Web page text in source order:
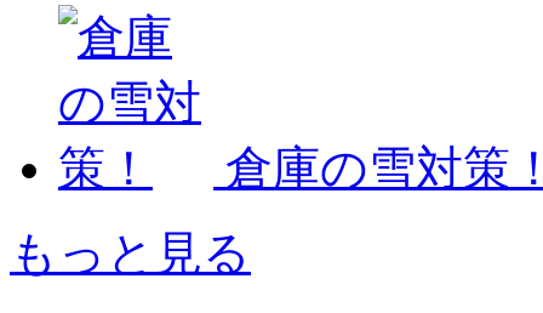
倉庫の雪対策
もっと見る